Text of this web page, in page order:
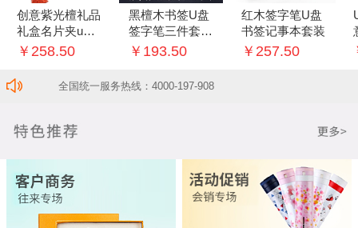
创意紫光檀礼品
礼盒名片夹u盘
中性笔三件套套
￥258.50
黑檀木书签U盘
签字笔三件套创
意套装
￥193.50
红木签字笔U盘
书签记事本套装
￥257.50
全国统一服务热线：4000-197-908